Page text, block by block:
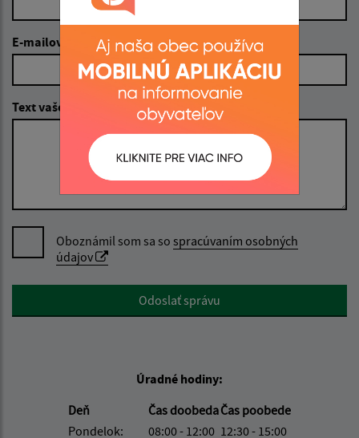
E-mailová adresa (povinné)
Text vašej správy (povinné)
Oboznámil som sa so spracúvaním osobných
údajov
Google reCaptcha ResponseOdoslať správu
Úradné hodiny:
Deň
Čas doobedaČas poobede
Pondelok:
08:00 - 12:00 12:30 - 15:00